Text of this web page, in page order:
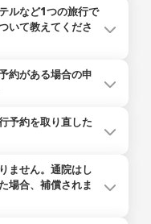
ルなど1つの旅行で
いて教えてくださ
契約でまとめてお申込
ャンセル保険では補償
して補償をご希望され
（国内旅行向けのキ
約がある場合の申
たしているときは、
1つの契約でまとめて
間、既に確定した予
下①および②の通り、
いします。
予約を取り直した
方は、再度取り直し後
く必要があります。
ません。通院はし
場合、補償されま